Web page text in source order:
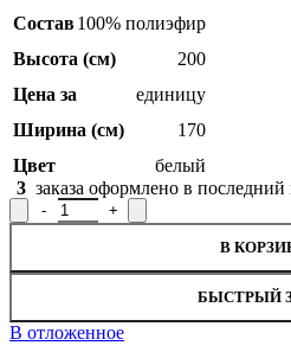
Состав100% полиэфир
Высота (см)
200
Цена за
единицу
Ширина (см)
170
Цвет
белый
3 заказа оформлено в последний
Количество товара Занавеска на
В
БЫСТРЫЙ
В отложенное